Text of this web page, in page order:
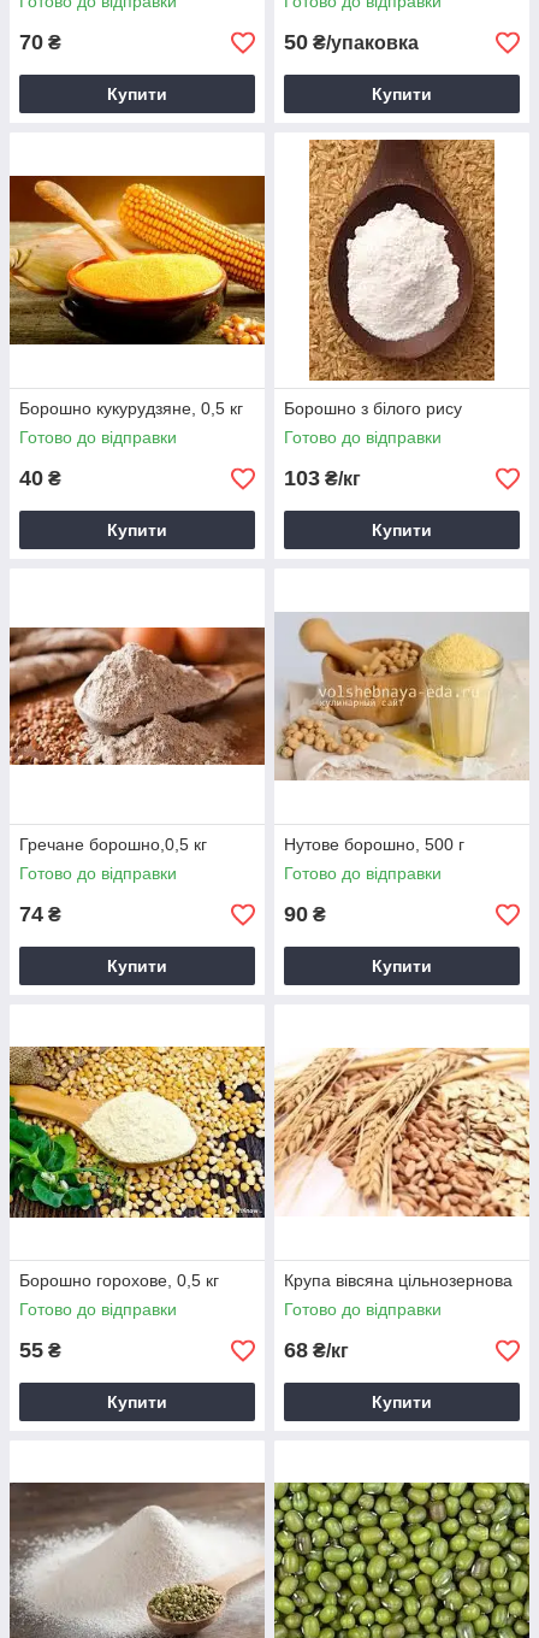
70 ₴
Купити
50 ₴/упаковка
Купити
Борошно кукурудзяне, 0,5 кг
Готово до відправки
40 ₴
Купити
Борошно з білого рису
Готово до відправки
103 ₴/кг
Купити
Гречане борошно,0,5 кг
Готово до відправки
74 ₴
Купити
Нутове борошно, 500 г
Готово до відправки
90 ₴
Купити
Борошно горохове, 0,5 кг
Готово до відправки
55 ₴
Купити
Крупа вівсяна цільнозернова
Готово до відправки
68 ₴/кг
Купити